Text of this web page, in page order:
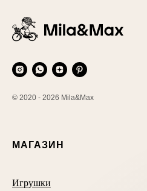
© 2020 - 2026 Mila&Max
МАГАЗИН
Игрушки